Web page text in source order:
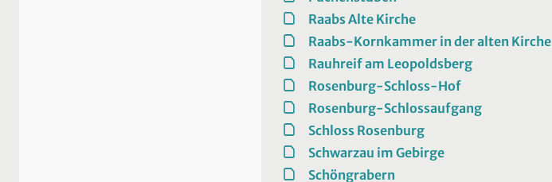
Raabs Alte Kirche
Raabs-Kornkammer in der alten Kirche
Rauhreif am Leopoldsberg
Rosenburg-Schloss-Hof
Rosenburg-Schlossaufgang
Schloss Rosenburg
Schwarzau im Gebirge
Schöngrabern